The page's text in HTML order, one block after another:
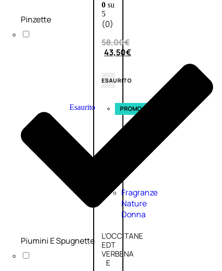
0su
5
(0)
58,00€
43,50€
ESAURITO
Esaurito PROMO
Fragranze
Nature
Donna
L’OCCITANE
EDT
VERBENA
E
Pinzette
Piumini E Spugnette